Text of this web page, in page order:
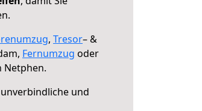
, Tresor– &
Fernumzug oder
Netphen.
und